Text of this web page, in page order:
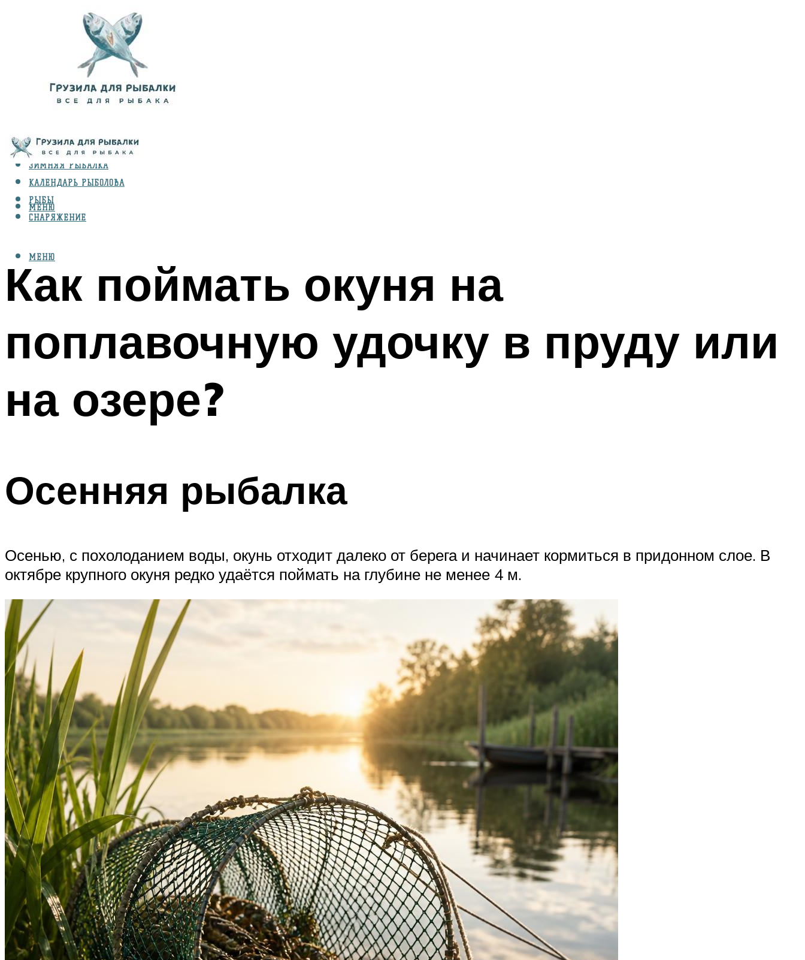
ВИДЫ ЛОВЛИ
ЗИМНЯЯ РЫБАЛКА
КАЛЕНДАРЬ РЫБОЛОВА
РЫБЫ
СНАРЯЖЕНИЕ
МЕНЮ
МЕНЮ
Как поймать окуня на
поплавочную удочку в пруду или
на озере?
Осенняя рыбалка
Осенью, с похолоданием воды, окунь отходит далеко от берега и начинает кормиться в придонном слое. В
октябре крупного окуня редко удаётся поймать на глубине не менее 4 м.